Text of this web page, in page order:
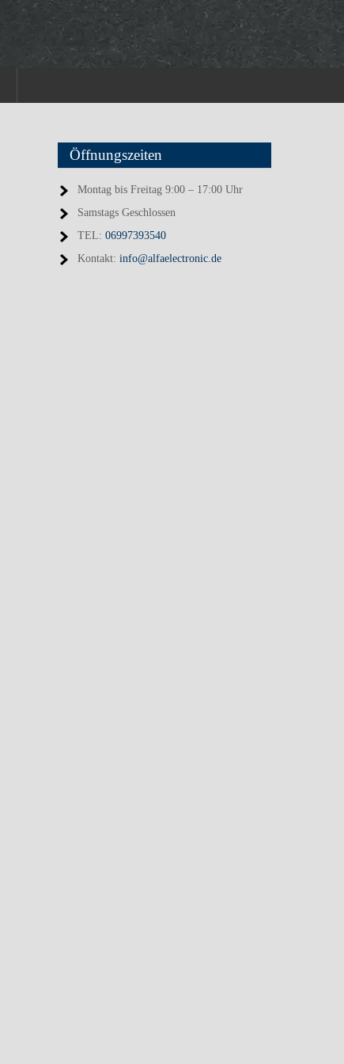
Öffnungszeiten
Montag bis Freitag 9:00 – 17:00 Uhr
Samstags Geschlossen
TEL: 06997393540
Kontakt: info@alfaelectronic.de